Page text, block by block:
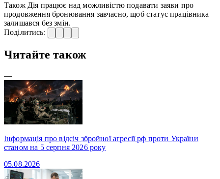
Також Дія працює над можливістю подавати заяви про
продовження бронювання завчасно, щоб статус працівника
залишався без змін.
Поділитись:
Читайте також
—
Інформація про відсіч збройної агресії рф проти України
станом на 5 серпня 2026 року
05.08.2026